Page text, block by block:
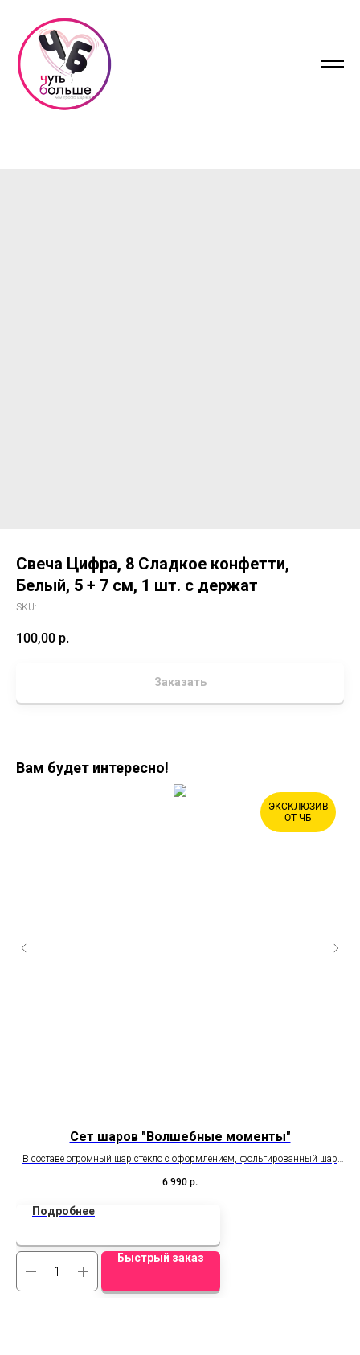
Свеча Цифра, 8 Сладкое конфетти,
Белый, 5 + 7 см, 1 шт. с держат
SKU:
100,00 р.
Заказать
Вам будет интересно!
ЭКСКЛЮЗИВ
ОТ ЧБ
Сет шаров "Волшебные моменты"
В составе огромный шар стекло с оформлением, фольгированный шар
6 990 р.
Подробнее
Быстрый заказ